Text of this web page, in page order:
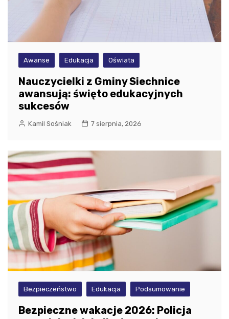
Awanse Edukacja Oświata
Nauczycielki z Gminy Siechnice
awansują: święto edukacyjnych
sukcesów
Kamil Sośniak 7 sierpnia, 2026
Bezpieczeństwo Edukacja Podsumowanie
Bezpieczne wakacje 2026: Policja